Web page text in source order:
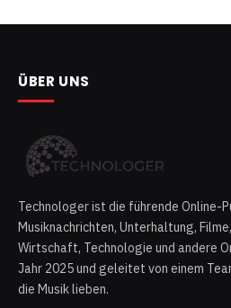
ÜBER UNS
Technologer ist die führende Online-
Musiknachrichten, Unterhaltung,
Wirtschaft, Technologie und andere
Jahr 2025 und geleitet von einem
die Musik lieben.